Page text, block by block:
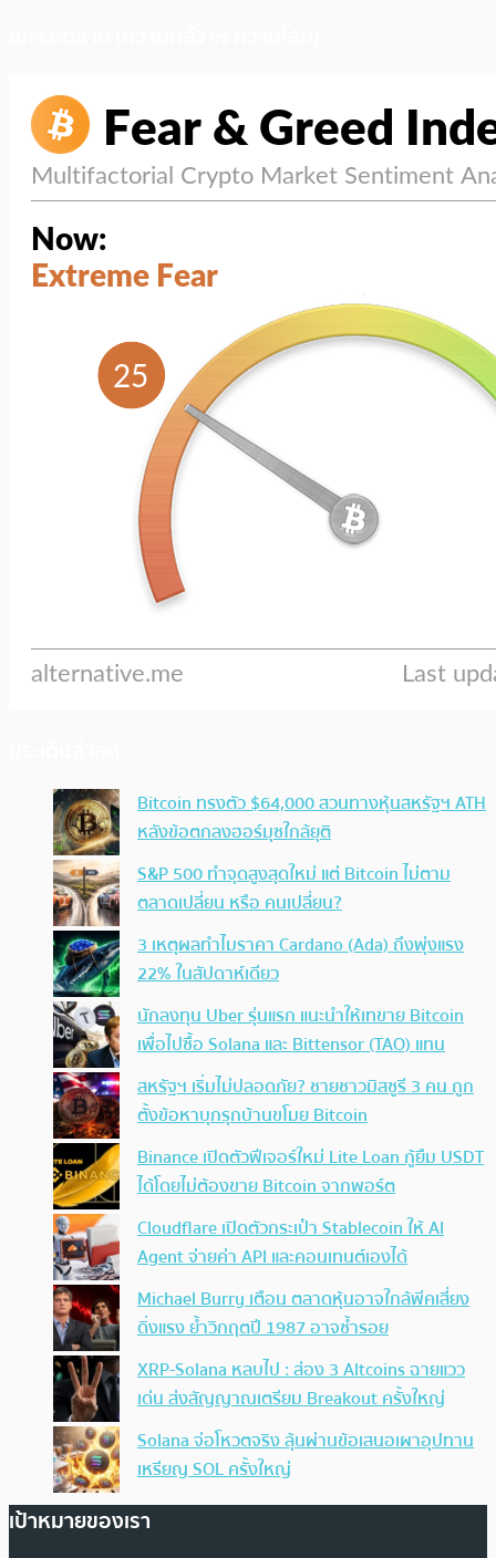
Bitcoin ทรงตัว $64,000 สวนทางหุ้นสหรัฐฯ ATH
หลังข้อตกลงฮอร์มุซใกล้ยุติ
S&P 500 ทำจุดสูงสุดใหม่ แต่ Bitcoin ไม่ตาม
ตลาดเปลี่ยน หรือ คนเปลี่ยน?
3 เหตุผลทำไมราคา Cardano (Ada) ถึงพุ่งแรง
22% ในสัปดาห์เดียว
นักลงทุน Uber รุ่นแรก แนะนำให้เทขาย Bitcoin
เพื่อไปซื้อ Solana และ Bittensor (TAO) แทน
สหรัฐฯ เริ่มไม่ปลอดภัย? ชายชาวมิสซูรี 3 คน ถูก
ตั้งข้อหาบุกรุกบ้านขโมย Bitcoin
Binance เปิดตัวฟีเจอร์ใหม่ Lite Loan กู้ยืม USDT
ได้โดยไม่ต้องขาย Bitcoin จากพอร์ต
Cloudflare เปิดตัวกระเป๋า Stablecoin ให้ AI
Agent จ่ายค่า API และคอนเทนต์เองได้
Michael Burry เตือน ตลาดหุ้นอาจใกล้พีคเสี่ยง
ดิ่งแรง ย้ำวิกฤตปี 1987 อาจซ้ำรอย
XRP-Solana หลบไป : ส่อง 3 Altcoins ฉายแวว
เด่น ส่งสัญญาณเตรียม Breakout ครั้งใหญ่
Solana จ่อโหวตจริง ลุ้นผ่านข้อเสนอเผาอุปทาน
เหรียญ SOL ครั้งใหญ่
เป้าหมายของเรา